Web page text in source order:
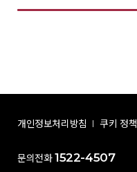
개인정보처리방침 쿠키 정책
문의전화 1522-4507